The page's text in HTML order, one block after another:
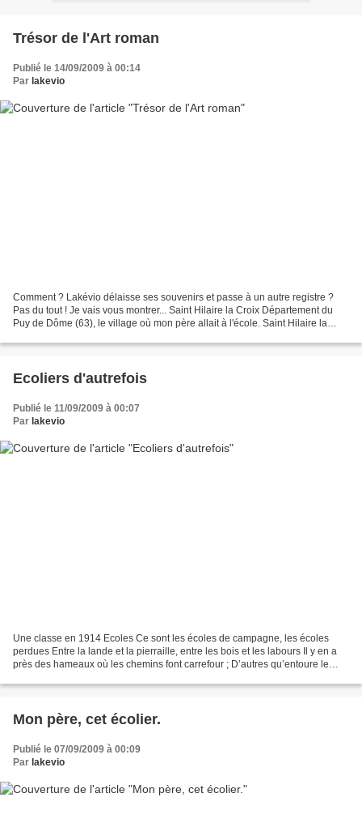
Trésor de l'Art roman
Publié le 14/09/2009 à 00:14
Par lakevio
Comment ? Lakévio délaisse ses souvenirs et passe à un autre registre ?
Pas du tout ! Je vais vous montrer... Saint Hilaire la Croix Département du
Puy de Dôme (63), le village où mon père allait à l'école. Saint Hilaire la
Ecoliers d'autrefois
Publié le 11/09/2009 à 00:07
Par lakevio
Une classe en 1914 Ecoles Ce sont les écoles de campagne, les écoles
perdues Entre la lande et la pierraille, entre les bois et les labours Il y en a
près des hameaux où les chemins font carrefour ; D’autres qu’entoure le
Mon père, cet écolier.
Publié le 07/09/2009 à 00:09
Par lakevio